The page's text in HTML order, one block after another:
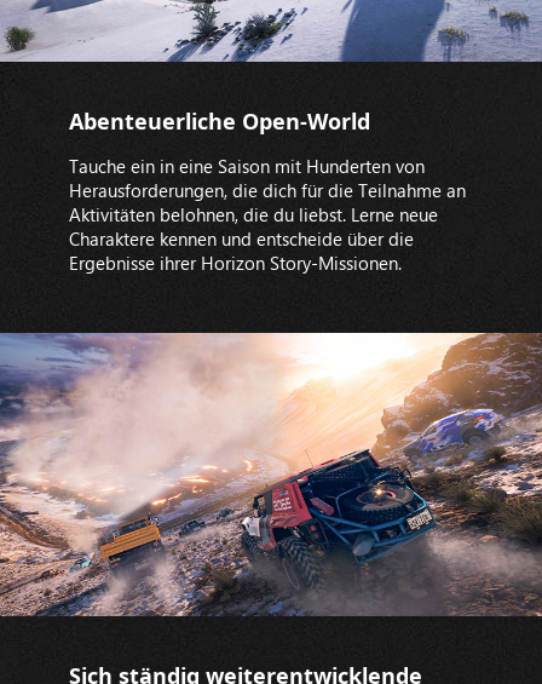
Abenteuerliche Open-World
Tauche ein in eine Saison mit Hunderten von
Herausforderungen, die dich für die Teilnahme an
Aktivitäten belohnen, die du liebst. Lerne neue
Charaktere kennen und entscheide über die
Ergebnisse ihrer Horizon Story-Missionen.
Sich ständig weiterentwicklende